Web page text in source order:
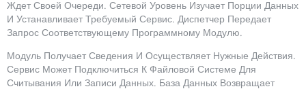
Ждет Своей Очереди. Сетевой Уровень Изучает Порции Данных
И Устанавливает Требуемый Сервис. Диспетчер Передает
Запрос Соответствующему Программному Модулю.
Модуль Получает Сведения И Осуществляет Нужные Действия.
Сервис Может Подключиться К Файловой Системе Для
Считывания Или Записи Данных. База Данных Возвращает